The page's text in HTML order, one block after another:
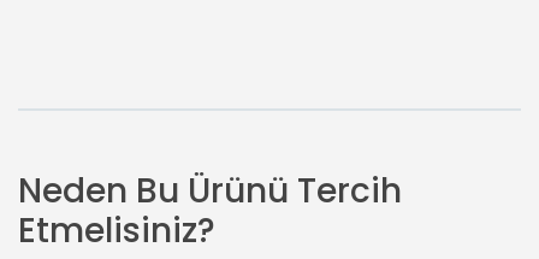
Neden Bu Ürünü Tercih
Etmelisiniz?